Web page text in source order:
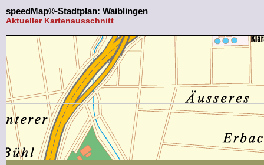
speedMap®-Stadtplan: Waiblingen
Aktueller Kartenausschnitt